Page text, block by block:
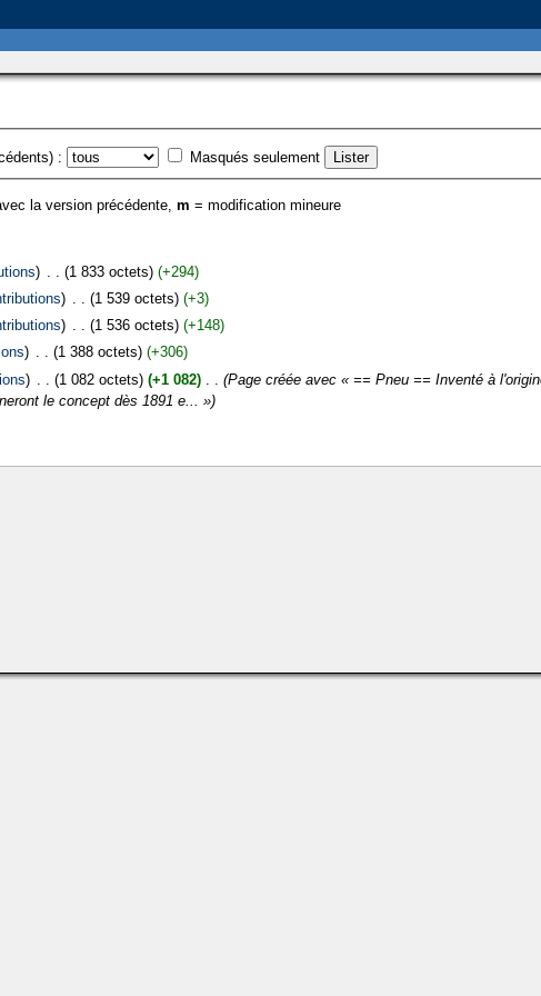
: Masqués seulement
la version précédente, m = modification mineure
) (1 833 octets) (+294)
) (1 539 octets) (+3)
) . . (1 536 octets) (+148)
) . . (1 388 octets) (+306)
) (1 082 octets) (+1 082)
(Page créée avec « == Pneu == Inventé à
le concept dès 1891 e... »)